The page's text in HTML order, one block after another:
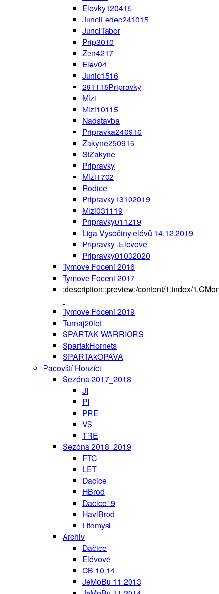
Elevky120415
JunciLedec241015
JunciTabor
Prip3010
Zen4217
Elev04
Junic1516
291115Pripravky
Mlzi
Mlzi10115
Nadstavba
Pripravka240916
Zakyne250916
StZakyne
Pripravky
Mlzi1702
Rodice
Pripravky13102019
Mlzi031119
Pripravky011219
Liga Vysočiny elévů 14.12.2019
Přípravky .Elevové
Pripravky01032020
Tymove Foceni 2016
Tymove Foceni 2017
;description:;preview:/content/1.index/
Tymove Foceni 2019
Turnaj20let
SPARTAK WARRIORS
SpartakHornets
SPARTAkOPAVA
Pacovští Honzíci
Sezóna 2017_2018
JI
PI
PRE
VS
TRE
Sezóna 2018_2019
FTC
LET
Dacice
HBrod
Dacice19
HavlBrod
Litomysl
Archiv
Dačice
Elévové
CB 10 14
JeMoBu 11 2013